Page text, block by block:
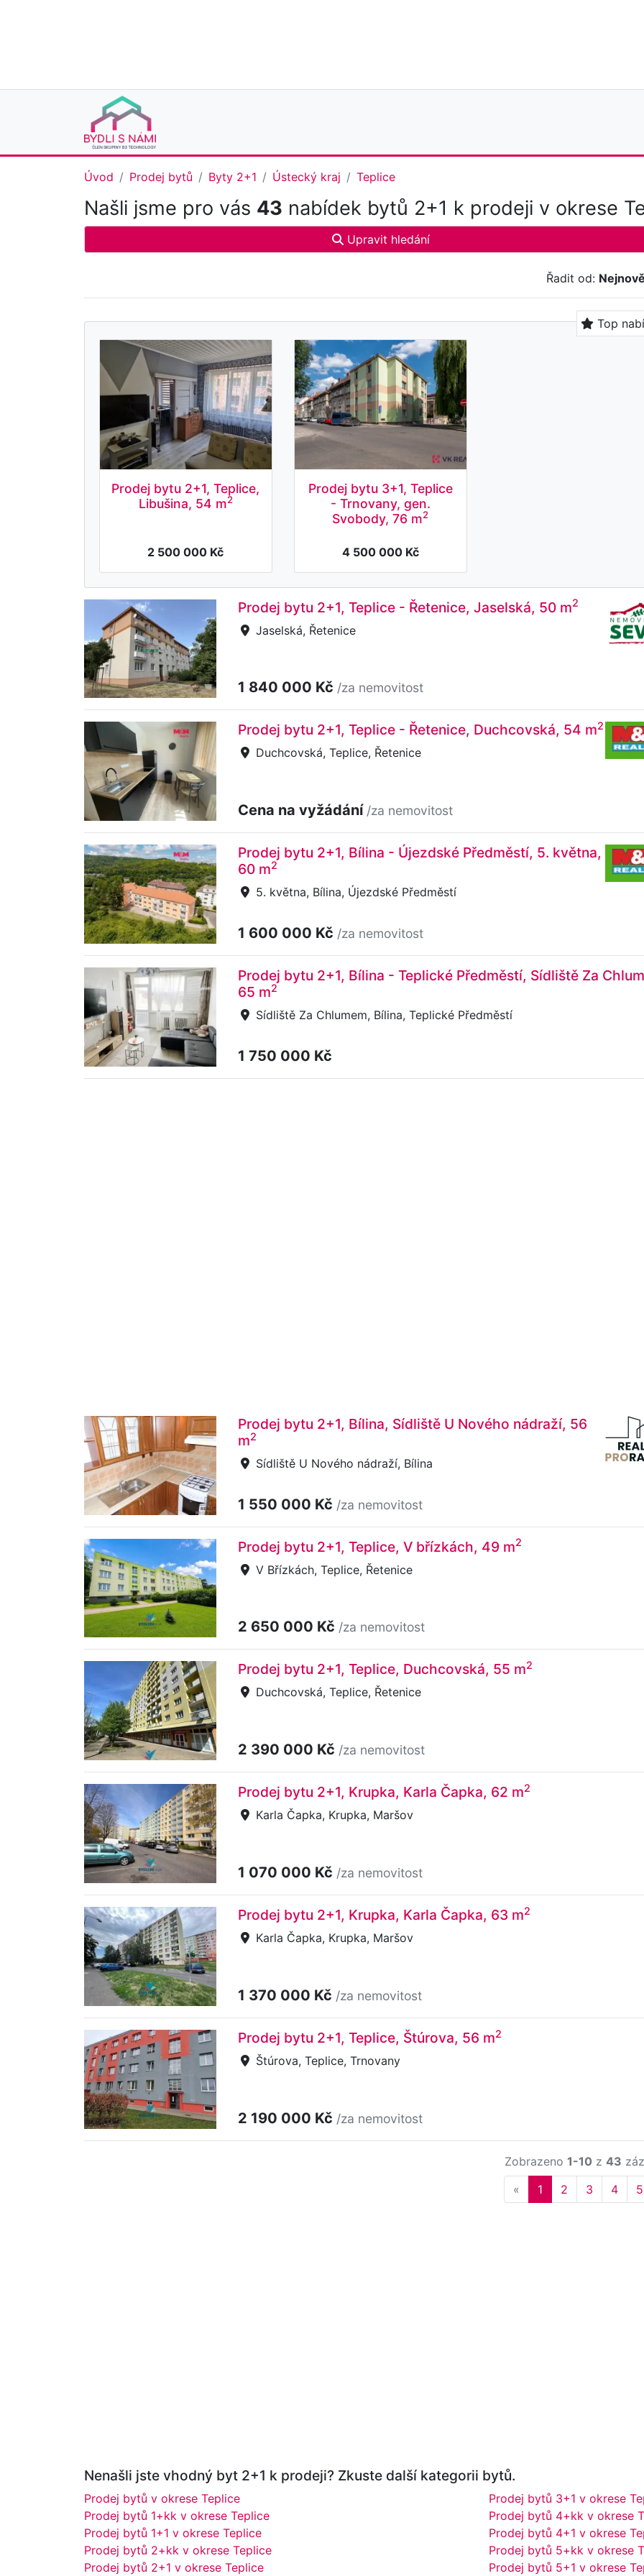
Úvod Prodej bytů Byty 2+1 Ústecký kraj Teplice
Našli jsme pro vás 43 nabídek bytů 2+1 k prodeji v okrese
Upravit hledání
Řadit od:
Top
Prodej bytu 2+1, Teplice,
Libušina, 54 m2
2 500 000 Kč
Prodej bytu 3+1, Teplice
- Trnovany, gen.
Svobody, 76 m2
4 500 000 Kč
Prodej bytu 2+1, Teplice - Řetenice, Jaselská, 50 m2
Jaselská, Řetenice
1 840 000 Kč /za nemovitost
Prodej bytu 2+1, Teplice - Řetenice, Duchcovská, 54 m2
Duchcovská, Teplice, Řetenice
Cena na vyžádání /za nemovitost
Prodej bytu 2+1, Bílina - Újezdské Předměstí, 5. května,
60 m2
5. května, Bílina, Újezdské Předměstí
1 600 000 Kč /za nemovitost
Prodej bytu 2+1, Bílina - Teplické Předměstí, Sídliště Za
65 m2
Sídliště Za Chlumem, Bílina, Teplické Předměstí
1 750 000 Kč
Prodej bytu 2+1, Bílina, Sídliště U Nového nádraží, 56
m2
Sídliště U Nového nádraží, Bílina
1 550 000 Kč /za nemovitost
Prodej bytu 2+1, Teplice, V břízkách, 49 m2
V Břízkách, Teplice, Řetenice
2 650 000 Kč /za nemovitost
Prodej bytu 2+1, Teplice, Duchcovská, 55 m2
Duchcovská, Teplice, Řetenice
2 390 000 Kč /za nemovitost
Prodej bytu 2+1, Krupka, Karla Čapka, 62 m2
Karla Čapka, Krupka, Maršov
1 070 000 Kč /za nemovitost
Prodej bytu 2+1, Krupka, Karla Čapka, 63 m2
Karla Čapka, Krupka, Maršov
1 370 000 Kč /za nemovitost
Prodej bytu 2+1, Teplice, Štúrova, 56 m2
Štúrova, Teplice, Trnovany
2 190 000 Kč /za nemovitost
Zobrazeno 1-10 z 43
« Previous
1 2 3 4 5
Nenašli jste vhodný byt 2+1 k prodeji? Zkuste další kategorii bytů.
Prodej bytů v okrese Teplice
Prodej bytů 1+kk v okrese Teplice
Prodej bytů 1+1 v okrese Teplice
Prodej bytů 2+kk v okrese Teplice
Prodej bytů 2+1 v okrese Teplice
Prodej bytů 3+1 v okrese
Prodej bytů 4+kk v okrese
Prodej bytů 4+1 v okrese
Prodej bytů 5+kk v okrese
Prodej bytů 5+1 v okrese